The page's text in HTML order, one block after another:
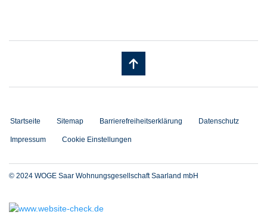
Startseite Sitemap Barrierefreiheitserklärung Datenschutz
Impressum Cookie Einstellungen
© 2024 WOGE Saar Wohnungsgesellschaft Saarland mbH